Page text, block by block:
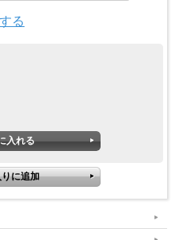
る